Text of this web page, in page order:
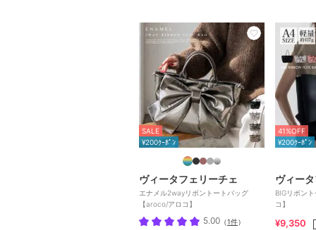
SALE
¥200ｸｰﾎﾟﾝ
ヴィータフェリーチェ
エナメル2wayリボントートバッグ
【aroco/アロコ】
5.00 （1件）
41%OFF
¥200ｸｰﾎﾟﾝ
ヴィー
BIGリボン
コ】
¥9,350